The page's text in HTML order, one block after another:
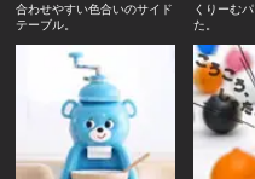
合わせやすい色合いのサイド
テーブル。
くりーむ
た。